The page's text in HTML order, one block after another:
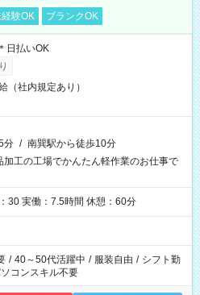
験OK ブランクOK
日払いOK
（社内規定あり）
分 / 南巽駅から徒歩10分
加工の工場でかんたん軽作業のお仕事で
30 実働：7.5時間 休憩：60分
/ 40～50代活躍中 / 服装自由 / シフト勤
コンスキル不要